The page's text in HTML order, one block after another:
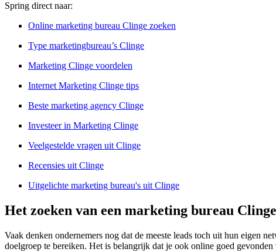
Spring direct naar:
Online marketing bureau Clinge zoeken
Type marketingbureau’s Clinge
Marketing Clinge voordelen
Internet Marketing Clinge tips
Beste marketing agency Clinge
Investeer in Marketing Clinge
Veelgestelde vragen uit Clinge
Recensies uit Clinge
Uitgelichte marketing bureau's uit Clinge
Het zoeken van een marketing bureau Clinge
Vaak denken ondernemers nog dat de meeste leads toch uit hun eigen
doelgroep te bereiken. Het is belangrijk dat je ook online goed